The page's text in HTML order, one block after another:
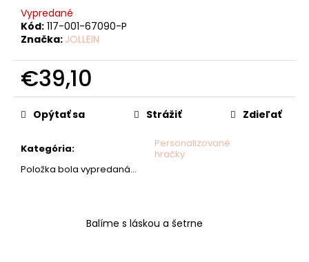
Vypredané
Kód: 117-001-67090-P
Značka: JOLLEIN
€39,10
Jednotková
cena:
Kategória:
Personalizované
hračky
Položka bola vypredaná…
Opýtať sa Strážiť Zdieľať
Balíme s láskou a šetrne